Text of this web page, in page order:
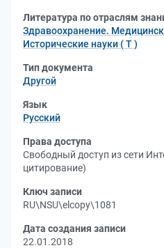
Литература по отраслям
Здравоохранение.
Исторические науки ( Т )
Тип документа
Другой
Язык
Русский
Права доступа
Свободный доступ из сети
цитирование)
Ключ записи
RU\NSU\elcopy\1081
Дата создания записи
22.01.2018